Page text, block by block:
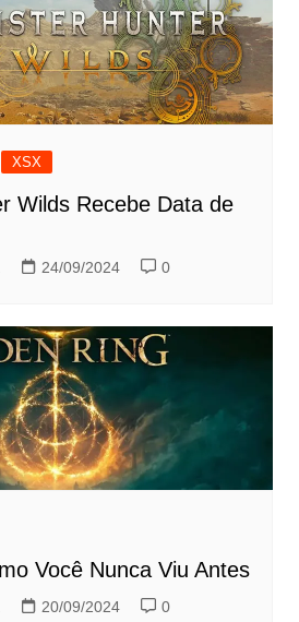
XSX
Wilds Recebe Data de
24/09/2024 0
Você Nunca Viu Antes
20/09/2024 0